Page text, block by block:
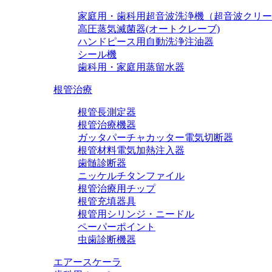
家庭用・歯科用超音波洗浄機（超音波クリ
高圧蒸気滅菌器(オートクレーブ)
ハンドピース用自動洗浄注油器
シール機
歯科用・家庭用蒸留水器
根管治療
根管長測定器
根管治療機器
ガッタパーチャカッター電気切断器
根管材料電気加熱注入器
歯髄診断器
ニッケルチタンファイル
根管治療用チップ
根管充填器具
根管用シリンジ・ニードル
ペーパーポイント
虫歯診断機器
エアースケーラ